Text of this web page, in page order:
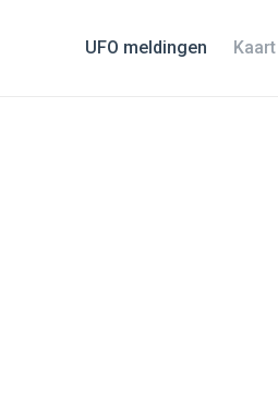
UFO meldingen Kaart